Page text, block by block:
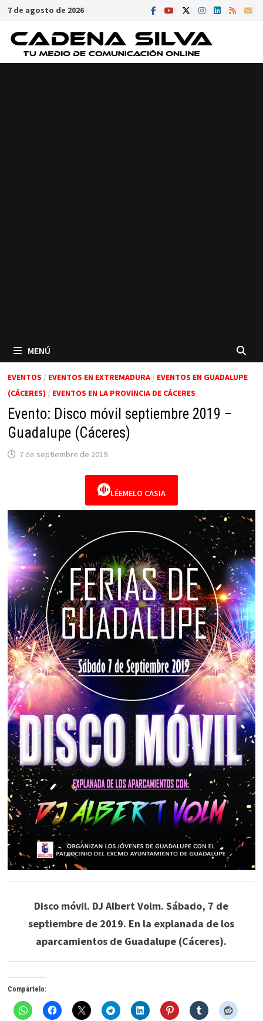
Saltar
contenido
7 de agosto de 2026
MENÚ
EVENTOS / EVENTOS EN EXTREMADURA/ EVENTOS EN GUADALUPE
(CÁCERES) / EVENTOS EN LA PROVINCIA DE CÁCERES
Evento: Disco móvil septiembre 2019 –
Guadalupe (Cáceres)
7 de septiembre de 2019
LÉEMELO CASIA
Disco móvil. DJ Albert Volm. Sábado, 7 de
septiembre de 2019. En la explanada de los
aparcamientos de Guadalupe (Cáceres).
Compártelo: